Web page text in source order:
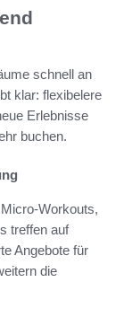
schnell an
klar: flexibelere
Erlebnisse
buchen.
Workouts,
treffen auf
Angebote für
die